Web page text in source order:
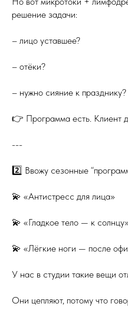
решение задачи:
– лицо уставшее?
– отёки?
– нужно сияние к празднику?
👉 Программа есть. Клиент
---
2️⃣ Ввожу сезонные
💫 «Антистресс для лица»
💫 «Гладкое тело — к солнцу»
💫 «Лёгкие ноги — после
У нас в студии такие вещи
Они цепляют, потому что